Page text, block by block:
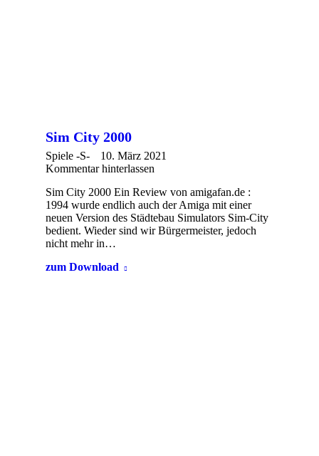
Sim City 2000
Spiele -S-
10. März 2021
Kommentar hinterlassen
Sim City 2000 Ein Review von amigafan.de :
1994 wurde endlich auch der Amiga mit einer
neuen Version des Städtebau Simulators Sim-City
bedient. Wieder sind wir Bürgermeister, jedoch
nicht mehr in…
zum Download